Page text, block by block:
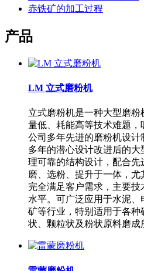
赤铁矿的加工过程
产品
LM 立式磨粉机
立式磨粉机是一种大型磨
量低、耗能高等技术难题
公司多年先进的磨粉机设
多年的潜心设计改进后的
理可靠的结构设计，配合
磨、选粉、提升于一体，
完全满足客户需求，主要
水平。可广泛应用于水泥
矿等行业，特别适用于各
状、颗粒状及粉状原料磨成